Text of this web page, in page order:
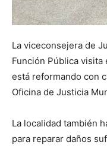
La viceconsejera de
Función Pública
está reformando con
Oficina de Justicia
La localidad también
para reparar daños